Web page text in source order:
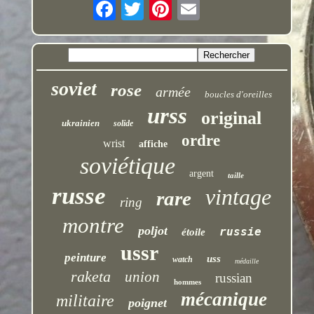
soviet rose armée boucles d'oreilles
ukrainien solide urss original
wrist affiche ordre
soviétique argent taille
russe ring rare vintage
montre poljot étoile
russie
peinture
ussr watch uss médaille
raketa union hommes russian
militaire poignet mécanique